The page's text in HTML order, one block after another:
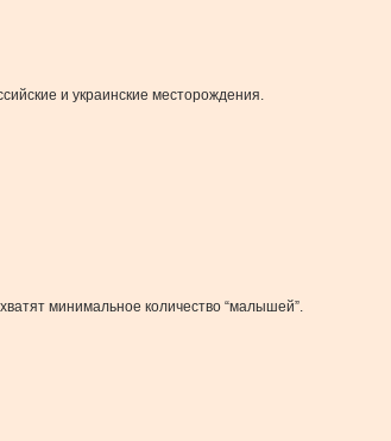
и украинские месторождения.
минимальное количество “малышей”.